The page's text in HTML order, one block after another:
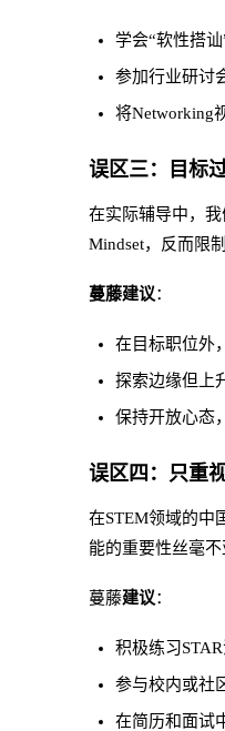
学会“软性搭
参加行业研讨
将Networking
误区三：目标
在实际辅导中，
Mindset，反而限
蔓藤建议：
在目标职位外
探索边缘但上
保持开放心态
误区四：只重
在STEM领域的中
能的重要性丝毫不
蔓藤建议：
积极练习
参与校内或社
在简历和面试